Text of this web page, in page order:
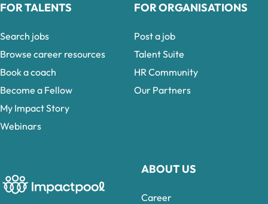
ABOUT US
Career
FOR TALENTS
Search jobs
Browse career resources
Book a coach
Become a Fellow
My Impact Story
Webinars
FOR ORGANISATIONS
Post a job
Talent Suite
HR Community
Our Partners